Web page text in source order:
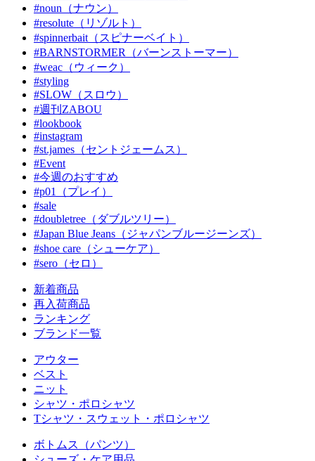
#noun（ナウン）
#resolute（リゾルト）
#spinnerbait（スピナーベイト）
#BARNSTORMER（バーンストーマー）
#weac（ウィーク）
#styling
#SLOW（スロウ）
#週刊ZABOU
#lookbook
#instagram
#st.james（セントジェームス）
#Event
#今週のおすすめ
#p01（プレイ）
#sale
#doubletree（ダブルツリー）
#Japan Blue Jeans（ジャパンブルージーンズ）
#shoe care（シューケア）
#sero（セロ）
新着商品
再入荷商品
ランキング
ブランド一覧
アウター
ベスト
ニット
シャツ・ポロシャツ
Tシャツ・スウェット・ポロシャツ
ボトムス（パンツ）